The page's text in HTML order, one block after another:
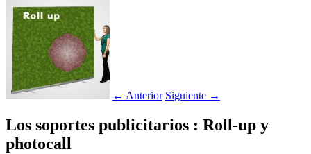
← Anterior Siguiente →
Los soportes publicitarios : Roll-up y
photocall